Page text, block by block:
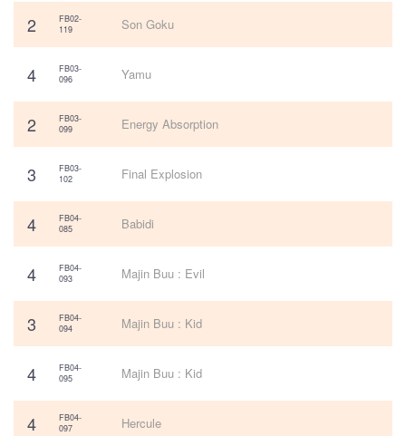
2
FB02-
119
Son Goku
4
FB03-
096
Yamu
2
FB03-
099
Energy Absorption
3
FB03-
102
Final Explosion
4
FB04-
085
Babidi
4
FB04-
093
Majin Buu : Evil
3
FB04-
094
Majin Buu : Kid
4
FB04-
095
Majin Buu : Kid
4
FB04-
097
Hercule